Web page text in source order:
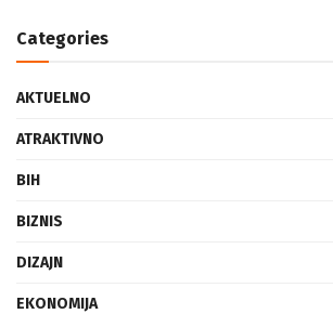
Categories
AKTUELNO
ATRAKTIVNO
BIH
BIZNIS
DIZAJN
EKONOMIJA